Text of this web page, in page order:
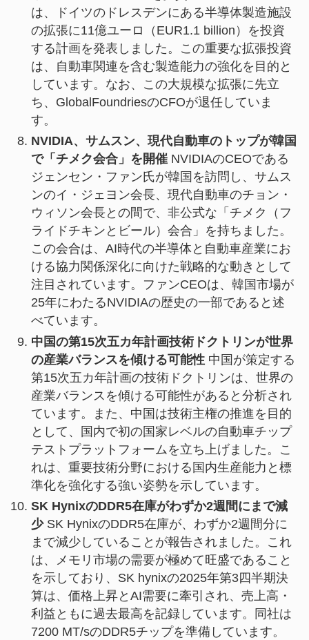
は、ドイツのドレスデンにある半導体製造施設
の拡張に11億ユーロ（EUR1.1 billion）を投資
する計画を発表しました。この重要な拡張投資
は、自動車関連を含む製造能力の強化を目的と
しています。なお、この大規模な拡張に先立
ち、GlobalFoundriesのCFOが退任していま
す。
NVIDIA、サムスン、現代自動車のトップが韓国
で「チメク会合」を開催NVIDIAのCEOである
ジェンセン・ファン氏が韓国を訪問し、サムス
ンのイ・ジェヨン会長、現代自動車のチョン・
ウィソン会長との間で、非公式な「チメク（フ
ライドチキンとビール）会合」を持ちました。
この会合は、AI時代の半導体と自動車産業にお
ける協力関係深化に向けた戦略的な動きとして
注目されています。ファンCEOは、韓国市場が
25年にわたるNVIDIAの歴史の一部であると述
べています。
中国の第15次五カ年計画技術ドクトリンが世界
の産業バランスを傾ける可能性中国が策定する
第15次五カ年計画の技術ドクトリンは、世界の
産業バランスを傾ける可能性があると分析され
ています。また、中国は技術主権の推進を目的
として、国内で初の国家レベルの自動車チップ
テストプラットフォームを立ち上げました。こ
れは、重要技術分野における国内生産能力と標
準化を強化する強い姿勢を示しています。
SK HynixのDDR5在庫がわずか2週間にまで減
少SK HynixのDDR5在庫が、わずか2週間分に
まで減少していることが報告されました。これ
は、メモリ市場の需要が極めて旺盛であること
を示しており、SK hynixの2025年第3四半期決
算は、価格上昇とAI需要に牽引され、売上高・
利益ともに過去最高を記録しています。同社は
7200 MT/sのDDR5チップを準備しています。